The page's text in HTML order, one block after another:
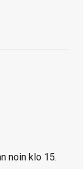
noin klo 15.